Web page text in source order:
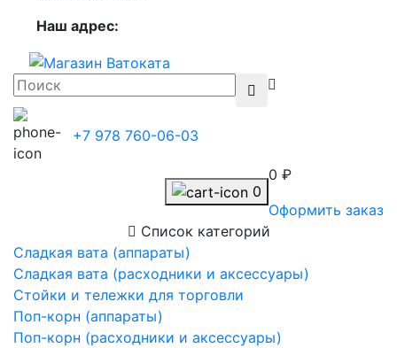
Наш адрес:
+7 978 760-06-03
0
0 ₽
Оформить заказ
Список категорий
Сладкая вата (аппараты)
Сладкая вата (расходники и аксессуары)
Стойки и тележки для торговли
Поп-корн (аппараты)
Поп-корн (расходники и аксессуары)